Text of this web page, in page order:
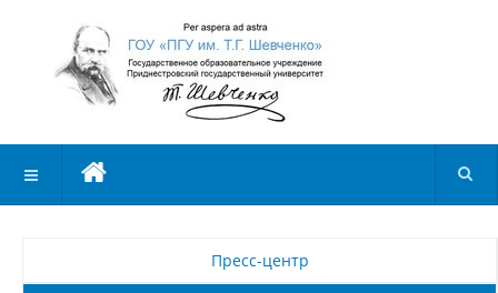
Пресс-центр